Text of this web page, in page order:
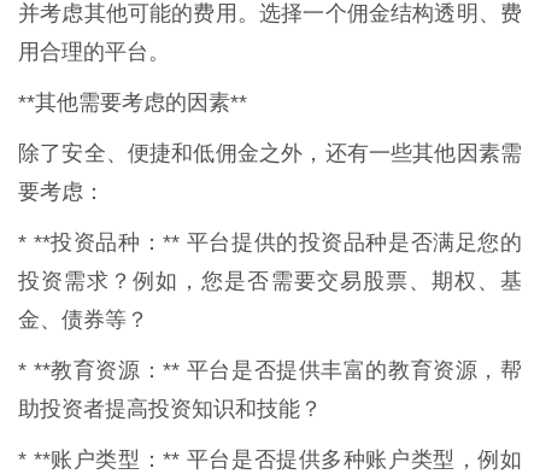
并考虑其他可能的费用。选择一个佣金结构透明、费
用合理的平台。
**其他需要考虑的因素**
除了安全、便捷和低佣金之外，还有一些其他因素需
要考虑：
* **投资品种：** 平台提供的投资品种是否满足您的
投资需求？例如，您是否需要交易股票、期权、基
金、债券等？
* **教育资源：** 平台是否提供丰富的教育资源，帮
助投资者提高投资知识和技能？
* **账户类型：** 平台是否提供多种账户类型，例如